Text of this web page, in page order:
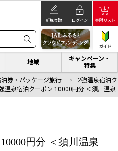
新規登録 ログイン 寄附リスト
ガイド
地域
キャンペーン・
特集
泊券・パッケージ旅行
2強温泉宿泊
温泉宿泊クーポン 10000円分 ＜須川温
円分 ＜須川温泉